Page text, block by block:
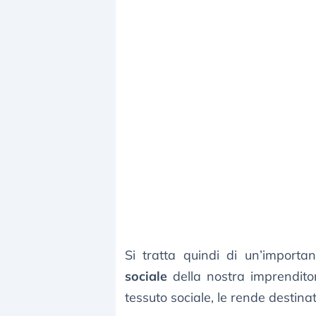
Si tratta quindi di
sociale della nostra
tessuto sociale, le rende